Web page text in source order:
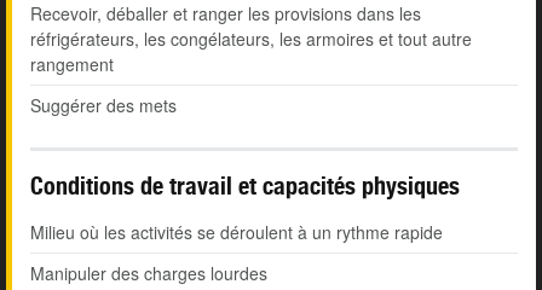
Recevoir, déballer et ranger les provisions dans les
réfrigérateurs, les congélateurs, les armoires et tout autre
rangement
Suggérer des mets
Conditions de travail et capacités physiques
Milieu où les activités se déroulent à un rythme rapide
Manipuler des charges lourdes